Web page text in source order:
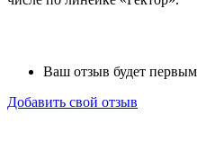
Ваш отзыв будет
Добавить свой отзыв